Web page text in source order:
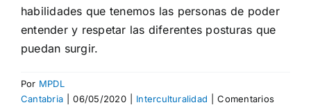
habilidades que tenemos las personas de poder
entender y respetar las diferentes posturas que
puedan surgir.
Por MPDL
Cantabria
06/05/2020 Interculturalidad
Comentarios